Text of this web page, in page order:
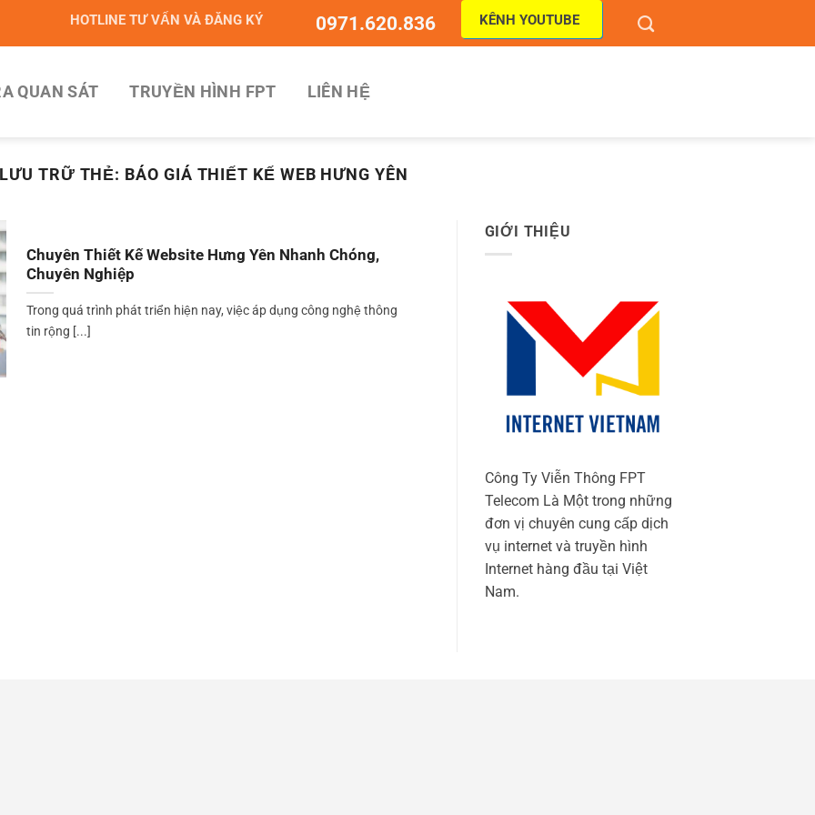
HOTLINE TƯ VẤN VÀ ĐĂNG KÝ 0971.620.836 KÊNH YOUTUBE
QUAN SÁT TRUYỀN HÌNH FPT LIÊN HỆ
LƯU TRỮ THẺ: BÁO GIÁ THIẾT KẾ WEB HƯNG YÊN
Chuyên Thiết Kế Website Hưng Yên Nhanh Chóng,
Chuyên Nghiệp
Trong quá trình phát triển hiện nay, việc áp dụng công nghệ thông
tin rộng [...]
GIỚI THIỆU
Công Ty Viễn Thông FPT
Telecom Là Một trong những
đơn vị chuyên cung cấp dịch
vụ internet và truyền hình
Internet hàng đầu tại Việt
Nam.